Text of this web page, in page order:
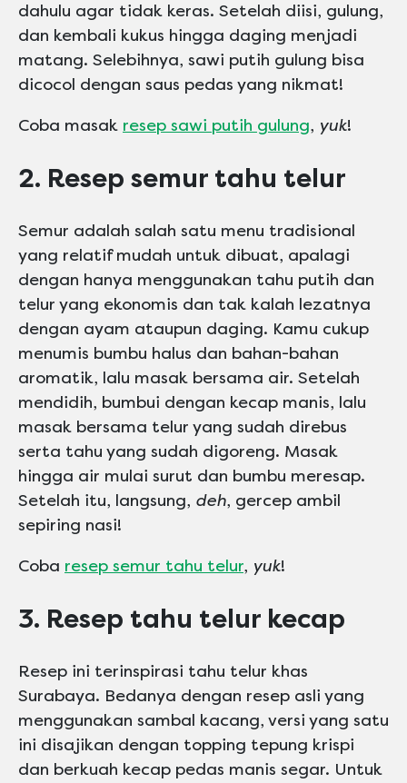
dahulu agar tidak keras. Setelah diisi, gulung,
dan kembali kukus hingga daging menjadi
matang. Selebihnya, sawi putih gulung bisa
dicocol dengan saus pedas yang nikmat!
Coba masak resep sawi putih gulung, yuk!
2. Resep semur tahu telur
Semur adalah salah satu menu tradisional
yang relatif mudah untuk dibuat, apalagi
dengan hanya menggunakan tahu putih dan
telur yang ekonomis dan tak kalah lezatnya
dengan ayam ataupun daging. Kamu cukup
menumis bumbu halus dan bahan-bahan
aromatik, lalu masak bersama air. Setelah
mendidih, bumbui dengan kecap manis, lalu
masak bersama telur yang sudah direbus
serta tahu yang sudah digoreng. Masak
hingga air mulai surut dan bumbu meresap.
Setelah itu, langsung, deh, gercep ambil
sepiring nasi!
Coba resep semur tahu telur, yuk!
3. Resep tahu telur kecap
Resep ini terinspirasi tahu telur khas
Surabaya. Bedanya dengan resep asli yang
menggunakan sambal kacang, versi yang satu
ini disajikan dengan topping tepung krispi
dan berkuah kecap pedas manis segar. Untuk